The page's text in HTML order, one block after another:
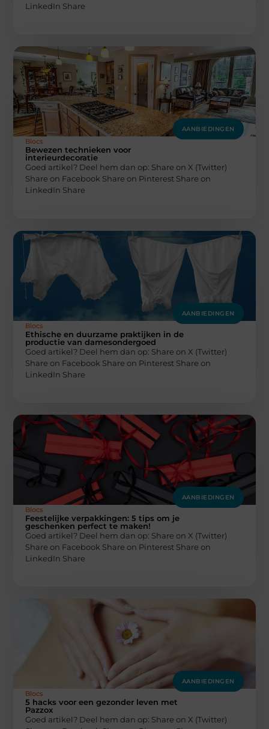
LinkedIn Share
AANBIEDINGEN
Blocs
Bewezen technieken voor
interieurdecoratie
Goed artikel? Deel hem dan op: Share on X (Twitter)
Share on Facebook Share on Pinterest Share on
LinkedIn Share
AANBIEDINGEN
Blocs
Ethische en duurzame praktijken in de
productie van damesondergoed
Goed artikel? Deel hem dan op: Share on X (Twitter)
Share on Facebook Share on Pinterest Share on
LinkedIn Share
AANBIEDINGEN
Blocs
Feestelijke verpakkingen: 5 tips om je
geschenken perfect te maken!
Goed artikel? Deel hem dan op: Share on X (Twitter)
Share on Facebook Share on Pinterest Share on
LinkedIn Share
AANBIEDINGEN
Blocs
5 hacks voor een gezonder leven met
Pazzox
Goed artikel? Deel hem dan op: Share on X (Twitter)